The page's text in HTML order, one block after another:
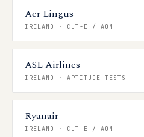
Aer Lingus
IRELAND · CUT-E / AON
ASL Airlines
IRELAND · APTITUDE TESTS
Ryanair
IRELAND · CUT-E / AON